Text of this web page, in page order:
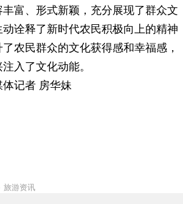
富、形式新颖，充分展现了群众文
诠释了新时代农民积极向上的精神
农民群众的文化获得感和幸福感，
入了文化动能。
记者 房华妹
旅游资讯